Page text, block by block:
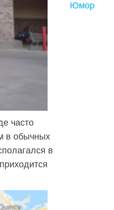
часто
в обычных
в
Юмор